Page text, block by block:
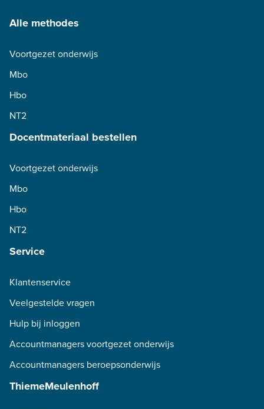
Alle methodes
Voortgezet onderwijs
Mbo
Hbo
NT2
Docentmateriaal bestellen
Voortgezet onderwijs
Mbo
Hbo
NT2
Service
Klantenservice
Veelgestelde vragen
Hulp bij inloggen
Accountmanagers voortgezet onderwijs
Accountmanagers beroepsonderwijs
ThiemeMeulenhoff